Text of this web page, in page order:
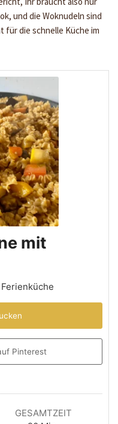
und die Woknudeln sind
für die schnelle Küche im
mit
Pinterest
GESAMTZEIT